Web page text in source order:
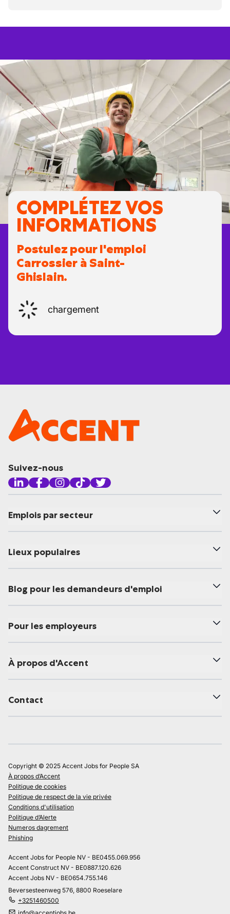
COMPLÉTEZ VOS
INFORMATIONS
Postulez pour l'emploi
Carrossier à Saint-
Ghislain.
chargement
Suivez-nous
Emplois par secteur
Lieux populaires
Blog pour les demandeurs d'emploi
Pour les employeurs
À propos d'Accent
Contact
Copyright © 2025 Accent Jobs for People SA
À propos d’Accent
Politique de cookies
Politique de respect de la vie privée
Conditions d'utilisation
Politique d’Alerte
Numeros dagrement
Phishing
Accent Jobs for People NV - BE0455.069.956
Accent Construct NV - BE0887.120.626
Accent Jobs NV - BE0654.755.146
Beversesteenweg 576, 8800 Roeselare
+3251460500